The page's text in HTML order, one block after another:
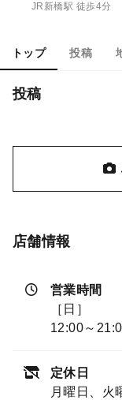
JR新橋駅 徒歩4分
トップ 投稿
投稿
店舗情報
営業時間
［日］
12:00～
定休日
月曜日、火